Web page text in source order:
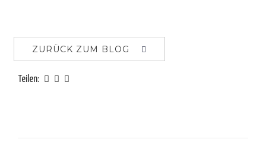
ZURÜCK ZUM BLOG
Teilen: